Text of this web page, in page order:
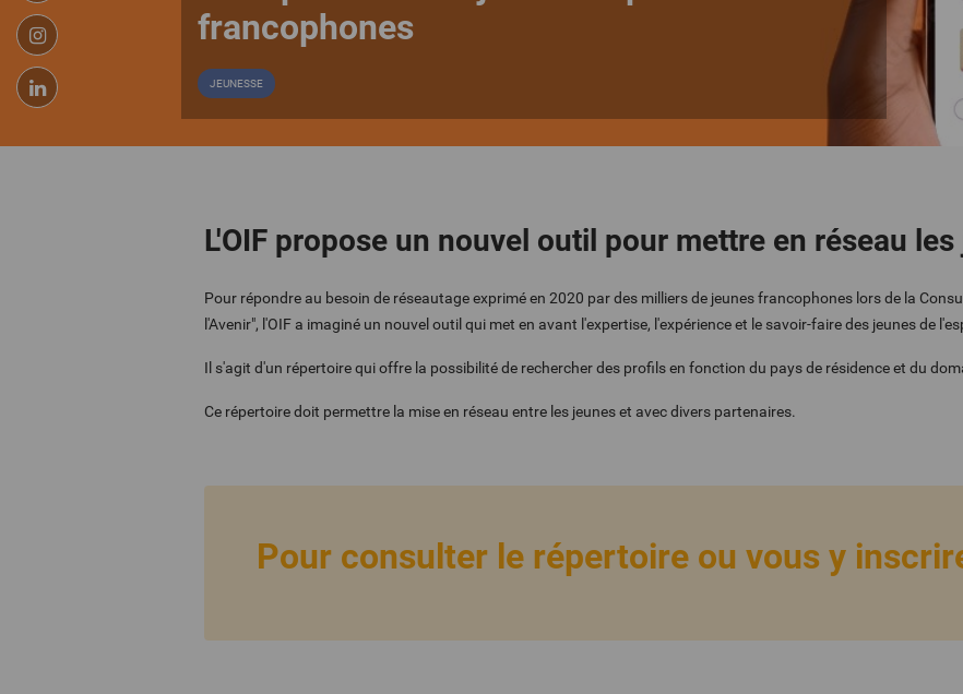
francophones
JEUNESSE
L'OIF propose un nouvel outil pour mettre en réseau
Pour répondre au besoin de réseautage exprimé en 2020 par des milliers de jeunes francophones lors de la
l'Avenir", l'OIF a imaginé un nouvel outil qui met en avant l'expertise, l'expérience et le savoir-faire des jeunes de
Il s'agit d'un répertoire qui offre la possibilité de rechercher des profils en fonction du pays de résidence et du
Ce répertoire doit permettre la mise en réseau entre les jeunes et avec divers partenaires.
Pour consulter le répertoire ou vous y